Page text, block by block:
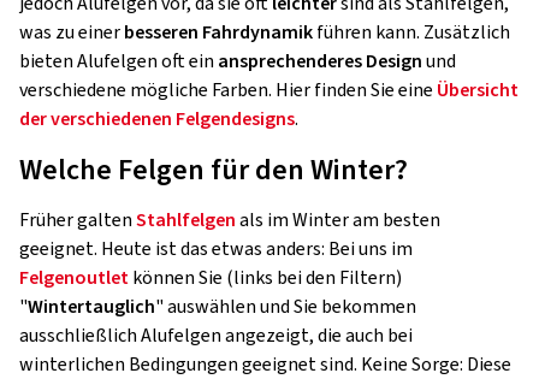
was zu einerbesseren Fahrdynamikführen kann. Zusätzlich
bieten Alufelgen oft ein ansprechenderes Designund
verschiedene mögliche Farben. Hier finden Sie eine Übersicht
der verschiedenen Felgendesigns.
Welche Felgen für den Winter?
Früher galtenStahlfelgenals im Winter am besten
geeignet. Heute ist das etwas anders: Bei uns im
Felgenoutletkönnen Sie (links bei den Filtern)
"Wintertauglich" auswählen und Sie bekommen
ausschließlich Alufelgen angezeigt, die auch bei
winterlichen Bedingungen geeignet sind. Keine Sorge: Diese